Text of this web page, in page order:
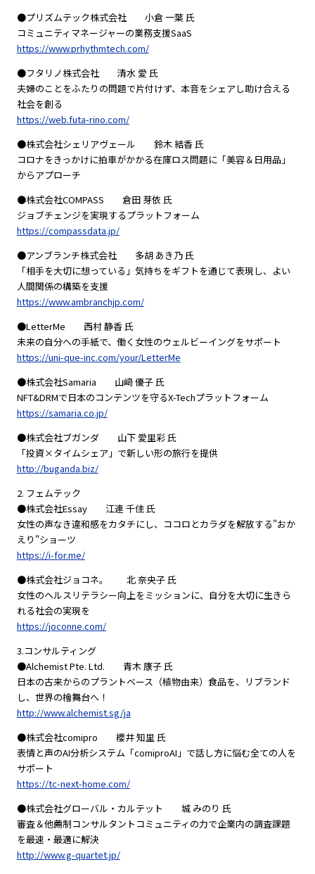
●プリズムテック株式会社 小倉 一葉 氏
コミュニティマネージャーの業務支援SaaS
https://www.prhythmtech.com/
●フタリノ株式会社 清水 愛 氏
夫婦のことをふたりの問題で片付けず、本音をシェアし助け合える
社会を創る
https://web.futa-rino.com/
●株式会社シェリアヴェール 鈴木 結香 氏
コロナをきっかけに拍車がかかる在庫ロス問題に「美容＆日用品」
からアプローチ
●株式会社COMPASS 倉田 芽依 氏
ジョブチェンジを実現するプラットフォーム
https://compassdata.jp/
●アンブランチ株式会社 多胡 あき乃 氏
「相手を大切に想っている」気持ちをギフトを通じて表現し、よい
人間関係の構築を支援
https://www.ambranchjp.com/
●LetterMe 西村 静香 氏
未来の自分への手紙で、働く女性のウェルビーイングをサポート
https://uni-que-inc.com/your/LetterMe
●株式会社Samaria 山﨑 優子 氏
NFT&DRMで日本のコンテンツを守るX-Techプラットフォーム
https://samaria.co.jp/
●株式会社ブガンダ 山下 愛里彩 氏
「投資×タイムシェア」で新しい形の旅行を提供
http://buganda.biz/
2. フェムテック
●株式会社Essay 江連 千佳 氏
女性の声なき違和感をカタチにし、ココロとカラダを解放する"おか
えり"ショーツ
https://i-for.me/
●株式会社ジョコネ。 北 奈央子 氏
女性のヘルスリテラシー向上をミッションに、自分を大切に生きら
れる社会の実現を
https://joconne.com/
3.コンサルティング
●Alchemist Pte. Ltd. 青木 康子 氏
日本の古来からのプラントベース（植物由来）食品を、リブランド
し、世界の檜舞台へ！
http://www.alchemist.sg/ja
●株式会社comipro 櫻井 知里 氏
表情と声のAI分析システム「comiproAI」で話し方に悩む全ての人を
サポート
https://tc-next-home.com/
●株式会社グローバル・カルテット 城 みのり 氏
審査＆他薦制コンサルタントコミュニティの力で企業内の調査課題
を最速・最適に解決
http://www.g-quartet.jp/